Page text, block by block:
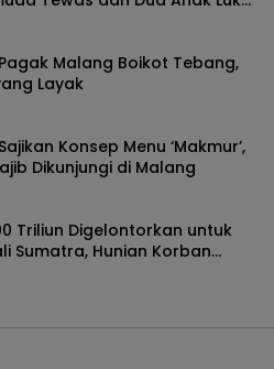
Malang Boikot Tebang,
Layak
Konsep Menu ‘Makmur’,
Dikunjungi di Malang
Triliun Digelontorkan untuk
Sumatra, Hunian Korban